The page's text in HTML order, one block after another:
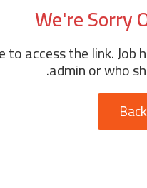
We're Sorry
to access the link. Job
admin or who